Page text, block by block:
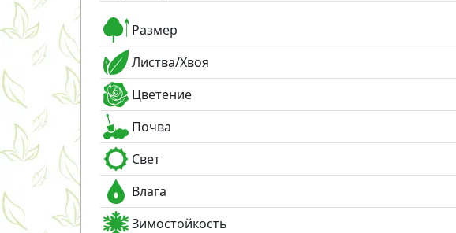
Размер
Листва/Хвоя
Цветение
Почва
Свет
Влага
Зимостойкость